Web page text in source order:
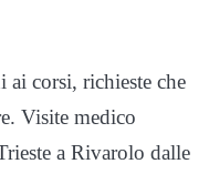
ai corsi, richieste che
Visite medico
a Rivarolo dalle